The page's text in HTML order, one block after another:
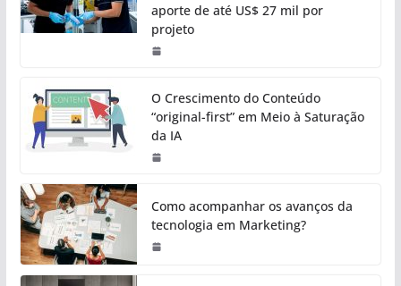
aporte de até US$ 27 mil por
projeto
O Crescimento do Conteúdo
“original-first” em Meio à Saturação
da IA
Como acompanhar os avanços da
tecnologia em Marketing?